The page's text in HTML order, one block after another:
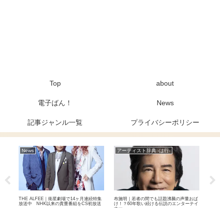
Top about
電子ばん！ News
記事ジャンル一覧 プライバシーポリシー
News
THE ALFEE｜衛星劇場で14ヶ月連続特集
放送中 NHK以来の貴重番組をCS初放送
アーティスト辞典 -は行-
布施明｜若者の間でも話題沸騰の声量おば
け！？60年歌い続ける伝説のエンターテイ